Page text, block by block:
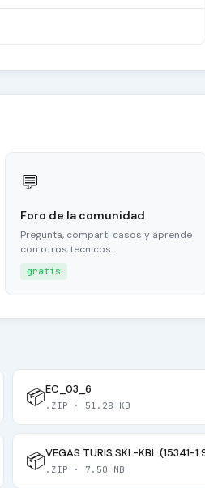
💬
Foro de la comunidad
Pregunta, comparti casos y aprende
con otros tecnicos.
gratis
📦EC_03_6
.ZIP · 51.28 KB
📦 .ZIP · 7.50 MB